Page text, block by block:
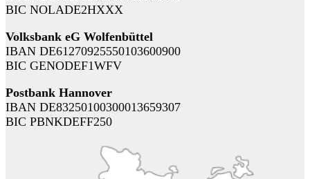
BIC NOLADE2HXXX
Volksbank eG Wolfenbüttel
IBAN DE61270925550103600900
BIC GENODEF1WFV
Postbank Hannover
IBAN DE83250100300013659307
BIC PBNKDEFF250